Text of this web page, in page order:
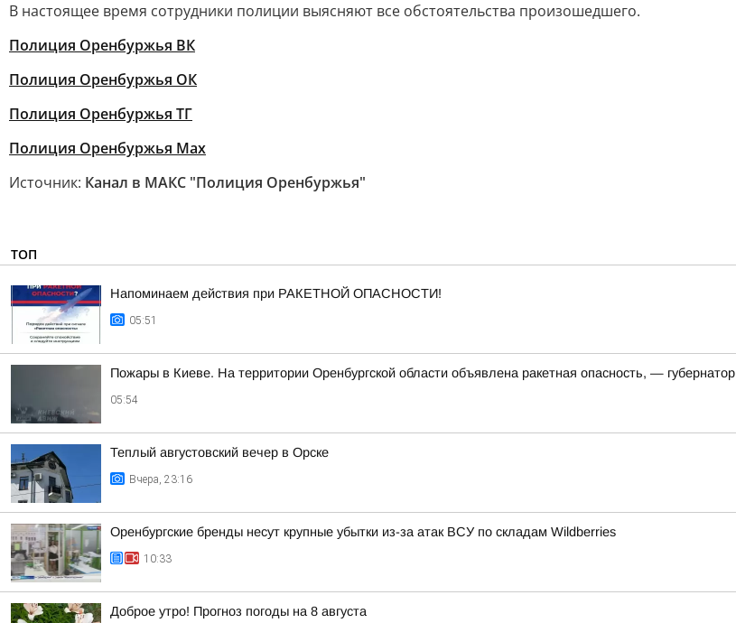
В настоящее время сотрудники полиции выясняют все обстоятельства произошедшего.
Полиция Оренбуржья ВК
Полиция Оренбуржья ОК
Полиция Оренбуржья ТГ
Полиция Оренбуржья Мах
Источник: Канал в МАКС "Полиция Оренбуржья"
ТОП
Напоминаем действия при РАКЕТНОЙ ОПАСНОСТИ!
05:51
Пожары в Киеве. На территории Оренбургской области объявлена ракетная опасность, — губернатор
05:54
Теплый августовский вечер в Орске
Вчера, 23:16
Оренбургские бренды несут крупные убытки из-за атак ВСУ по складам Wildberries
10:33
Доброе утро! Прогноз погоды на 8 августа